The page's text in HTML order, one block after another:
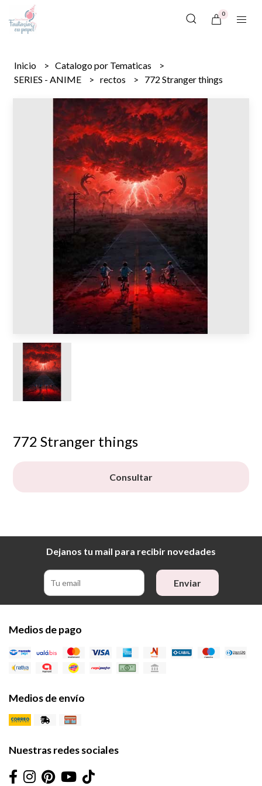
0
Inicio
Catalogo por Tematicas
SERIES - ANIME
rectos 772 Stranger things
772 Stranger things
Consultar
Dejanos tu mail para recibir novedades
Enviar
Medios de pago
Medios de envío
Nuestras redes sociales